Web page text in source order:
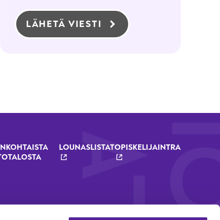
LÄHETÄ VIESTI
LOUNASLISTATOPISKELIJAINTRA